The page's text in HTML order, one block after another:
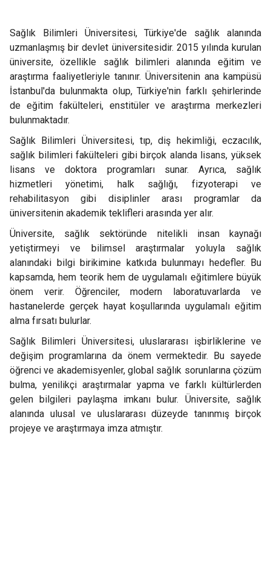
Sağlık Bilimleri Üniversitesi, Türkiye'de sağlık alanında
uzmanlaşmış bir devlet üniversitesidir. 2015 yılında kurulan
üniversite, özellikle sağlık bilimleri alanında eğitim ve
araştırma faaliyetleriyle tanınır. Üniversitenin ana kampüsü
İstanbul'da bulunmakta olup, Türkiye'nin farklı şehirlerinde
de eğitim fakülteleri, enstitüler ve araştırma merkezleri
bulunmaktadır.
Sağlık Bilimleri Üniversitesi, tıp, diş hekimliği, eczacılık,
sağlık bilimleri fakülteleri gibi birçok alanda lisans, yüksek
lisans ve doktora programları sunar. Ayrıca, sağlık
hizmetleri yönetimi, halk sağlığı, fizyoterapi ve
rehabilitasyon gibi disiplinler arası programlar da
üniversitenin akademik teklifleri arasında yer alır.
Üniversite, sağlık sektöründe nitelikli insan kaynağı
yetiştirmeyi ve bilimsel araştırmalar yoluyla sağlık
alanındaki bilgi birikimine katkıda bulunmayı hedefler. Bu
kapsamda, hem teorik hem de uygulamalı eğitimlere büyük
önem verir. Öğrenciler, modern laboratuvarlarda ve
hastanelerde gerçek hayat koşullarında uygulamalı eğitim
alma fırsatı bulurlar.
Sağlık Bilimleri Üniversitesi, uluslararası işbirliklerine ve
değişim programlarına da önem vermektedir. Bu sayede
öğrenci ve akademisyenler, global sağlık sorunlarına çözüm
bulma, yenilikçi araştırmalar yapma ve farklı kültürlerden
gelen bilgileri paylaşma imkanı bulur. Üniversite, sağlık
alanında ulusal ve uluslararası düzeyde tanınmış birçok
projeye ve araştırmaya imza atmıştır.